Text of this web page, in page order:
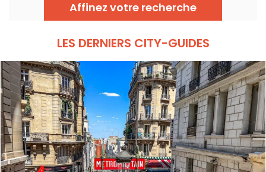
chaque jeudi.Affinez votre recherche
LES DERNIERS CITY-GUIDES